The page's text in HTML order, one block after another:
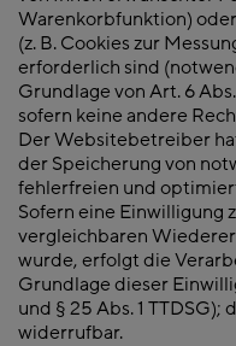
Warenkorbfunktion)
(z. B. Cookies zur
erforderlich sind
Grundlage von Art. 6
sofern keine andere
Der Websitebetreiber
der Speicherung von
fehlerfreien und
Sofern eine Einwilligung
vergleichbaren
wurde, erfolgt die
Grundlage dieser
und § 25 Abs. 1
widerrufbar.